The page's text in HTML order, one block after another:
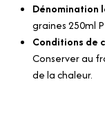
Dénomination
graines 250ml
Conditions de
Conserver au
de la chaleur.